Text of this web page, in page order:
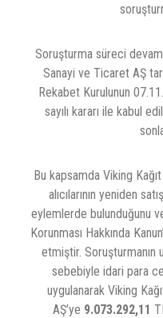
Soruşturma süreci
Sanayi ve Ticaret AŞ
Rekabet Kurulunun
sayılı kararı ile kabul
Bu kapsamda Viking
alıcılarının yeniden
eylemlerde bulunduğunu
Korunması Hakkında
etmiştir. Soruşturmanın
sebebiyle idari para
uygulanarak Viking
AŞ’ye 9.073.292,11